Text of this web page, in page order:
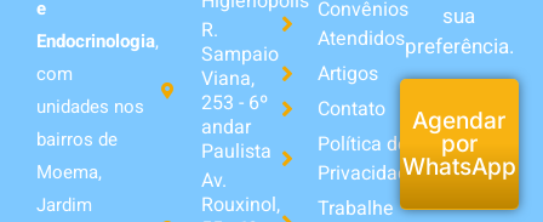
e
Endocrinologia,
com
unidades nos
bairros de
Moema,
Jardim
R.
Sampaio
Viana,
253 - 6º
andar
Paulista
Av.
Rouxinol,
Convênios
Atendidos
Artigos
Contato
Política de
Privacidade
Trabalhe
sua
preferência.
Agendar
por
WhatsApp